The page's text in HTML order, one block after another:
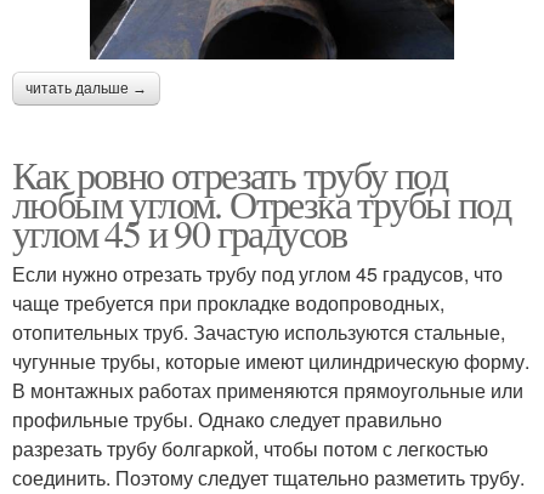
читать дальше →
Как ровно отрезать трубу под
любым углом. Отрезка трубы под
углом 45 и 90 градусов
Если нужно отрезать трубу под углом 45 градусов, что
чаще требуется при прокладке водопроводных,
отопительных труб. Зачастую используются стальные,
чугунные трубы, которые имеют цилиндрическую форму.
В монтажных работах применяются прямоугольные или
профильные трубы. Однако следует правильно
разрезать трубу болгаркой, чтобы потом с легкостью
соединить. Поэтому следует тщательно разметить трубу.